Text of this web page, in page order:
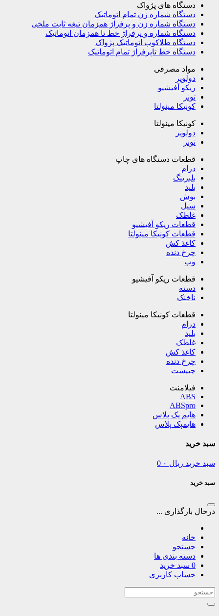
دستگاه های پژواک
دستگاه شماره زن تمام اتوماتیک
دستگاه شماره زن و پرفراژ همزمان تیغه ثابت ملخی
دستگاه شماره و پرفراژ خط تا همزمان اتوماتیک
دستگاه طلاکوب اتوماتیک پژواک
دستگاه خط تاپرفراژ تمام اتوماتیک
مواد مصرفی
دولوپر
ریکو آفیشیو
تونر
کونیکا مینولتا
کونیکا مینولتا
دولوپر
تونر
قطعات دستگاه های چاپ
درام
بلبرینگ
بلید
بوش
سیل
غلطک
قطعات ریکو آفیشیو
قطعات کونیکا مینولتا
کاغذ کش
چرخ دنده
وب
قطعات ریکو آفیشیو
دسته
ناخنک
قطعات کونیکا مینولتا
درام
بلید
غلطک
کاغذ کش
چرخ دنده
چیپست
فیلامنت
ABS
ABSpro
هایم پک پلاس
هایمپک پلاس
سبد خرید
سبد خرید ریال 0
سبد خرید
درحال بارگذاری ...
خانه
جستجو
دسته بندی ها
0 سبد خرید
حساب کاربری